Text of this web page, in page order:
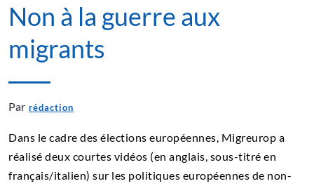
Non à la guerre aux
migrants
Par rédaction
Dans le cadre des élections européennes, Migreurop a
réalisé deux courtes vidéos (en anglais, sous-titré en
français/italien) sur les politiques européennes de non-